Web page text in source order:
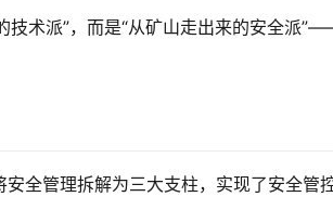
技术派”，而是“从矿山走出来的安全派
安全管理拆解为三大支柱，实现了安全管